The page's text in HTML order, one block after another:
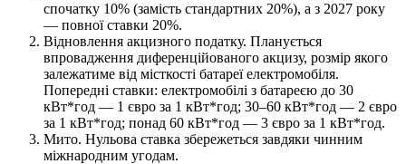
спочатку 10% (замість стандартних 20%), а з 2027 року
— повної ставки 20%.
Відновлення акцизного податку. Планується
впровадження диференційованого акцизу, розмір якого
залежатиме від місткості батареї електромобіля.
Попередні ставки: електромобілі з батареєю до 30
кВт*год — 1 євро за 1 кВт*год; 30–60 кВт*год — 2 євро
за 1 кВт*год; понад 60 кВт*год — 3 євро за 1 кВт*год.
Мито. Нульова ставка збережеться завдяки чинним
міжнародним угодам.